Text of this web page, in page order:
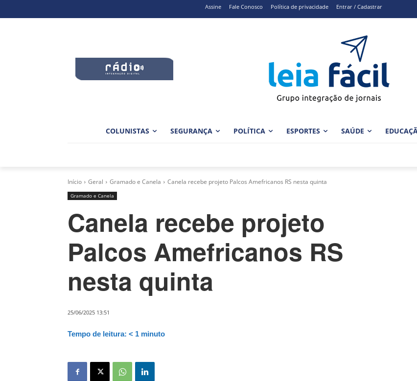
Assine Fale Conosco Política de privacidade Entrar / Cadastrar
COLUNISTAS SEGURANÇA POLÍTICA ESPORTES SAÚDE
Início Geral Gramado e Canela Canela recebe projeto Palcos Amefricanos RS nesta quinta
Gramado e Canela
Canela recebe projeto
Palcos Amefricanos RS
nesta quinta
25/06/2025 13:51
Tempo de leitura: < 1 minuto